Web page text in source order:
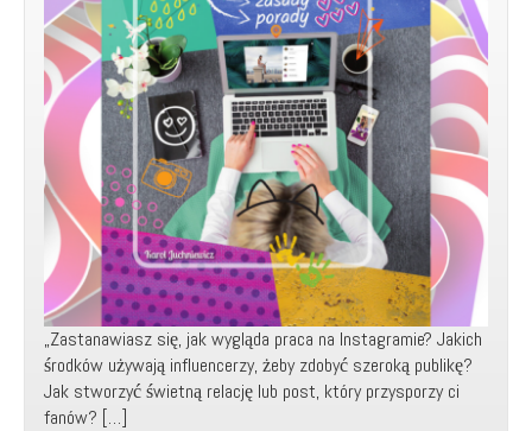
„Zastanawiasz się, jak wygląda praca na Instagramie? Jakich
środków używają influencerzy, żeby zdobyć szeroką publikę?
Jak stworzyć świetną relację lub post, który przysporzy ci
fanów? […]